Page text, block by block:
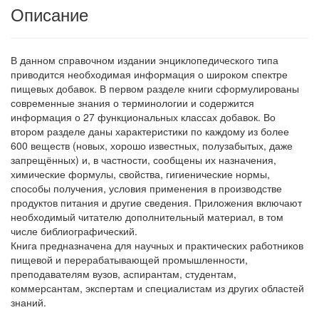
Описание
В данном справочном издании энциклопедического типа
приводится необходимая информация о широком спектре
пищевых добавок. В первом разделе книги сформулированы
современные знания о терминологии и содержится
информация о 27 функциональных классах добавок. Во
втором разделе даны характеристики по каждому из более
600 веществ (новых, хорошо известных, полузабытых, даже
запрещённых) и, в частности, сообщены их назначения,
химические формулы, свойства, гигиенические нормы,
способы получения, условия применения в производстве
продуктов питания и другие сведения. Приложения включают
необходимый читателю дополнительный материал, в том
числе библиографический.
Книга предназначена для научных и практических работников
пищевой и перерабатывающей промышленности,
преподавателям вузов, аспирантам, студентам,
коммерсантам, экспертам и специалистам из других областей
знаний.